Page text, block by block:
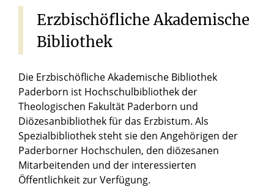
Erzbischöfliche Akademische
Bibliothek
Die Erzbischöfliche Akademische Bibliothek
Paderborn ist Hochschulbibliothek der
Theologischen Fakultät Paderborn und
Diözesanbibliothek für das Erzbistum. Als
Spezialbibliothek steht sie den Angehörigen der
Paderborner Hochschulen, den diözesanen
Mitarbeitenden und der interessierten
Öffentlichkeit zur Verfügung.